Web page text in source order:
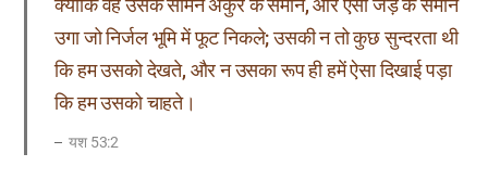
क्योंकि वह उसके सामने अंकुर के समान, और ऐसी जड़ के समान
उगा जो निर्जल भूमि में फूट निकले; उसकी न तो कुछ सुन्दरता थी
कि हम उसको देखते, और न उसका रूप ही हमें ऐसा दिखाई पड़ा
कि हम उसको चाहते।
यश 53:2